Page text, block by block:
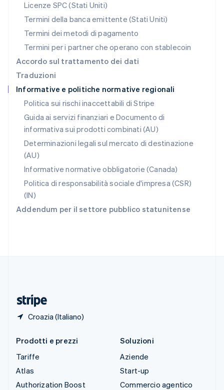
Licenze SPC (Stati Uniti)
Termini della banca emittente (Stati Uniti)
Termini dei metodi di pagamento
Termini per i partner che operano con stablecoin
Accordo sul trattamento dei dati
Traduzioni
Informative e politiche normative regionali
Politica sui rischi inaccettabili di Stripe
Guida ai servizi finanziari e Documento di
informativa sui prodotti combinati (AU)
Determinazioni legali sul mercato di destinazione
(AU)
Informative normative obbligatorie (Canada)
Politica di responsabilità sociale d'impresa (CSR)
(IN)
Addendum per il settore pubblico statunitense
Croazia (Italiano)
English
Portogallo
RAS di Hong Kong, Cina
English 简体中文
Regno Unito
Repubblica Ceca
English
Romania
Singapore
English简体中文
Slovacchia
English
EnglishItaliano
Spagna
Español
EnglishEspañol 简体中文
Prodotti e prezzi
Tariffe
Atlas
Authorization Boost
Soluzioni
Aziende
Start-up
Commercio agentico